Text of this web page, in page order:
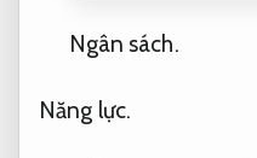
Ngân sách.
Năng lực.